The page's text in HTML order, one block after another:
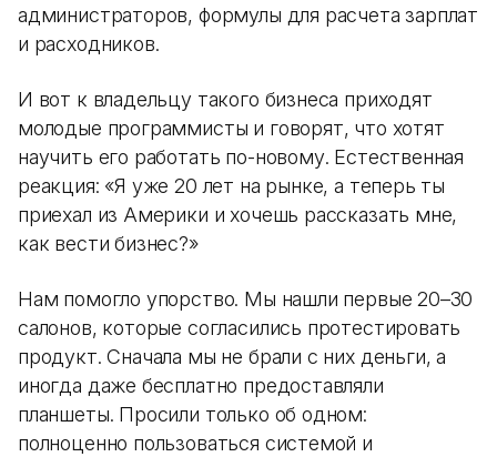
администраторов, формулы для расчета зарплат
и расходников.
И вот к владельцу такого бизнеса приходят
молодые программисты и говорят, что хотят
научить его работать по-новому. Естественная
реакция: «Я уже 20 лет на рынке, а теперь ты
приехал из Америки и хочешь рассказать мне,
как вести бизнес?»
Нам помогло упорство. Мы нашли первые 20–30
салонов, которые согласились протестировать
продукт. Сначала мы не брали с них деньги, а
иногда даже бесплатно предоставляли
планшеты. Просили только об одном:
полноценно пользоваться системой и